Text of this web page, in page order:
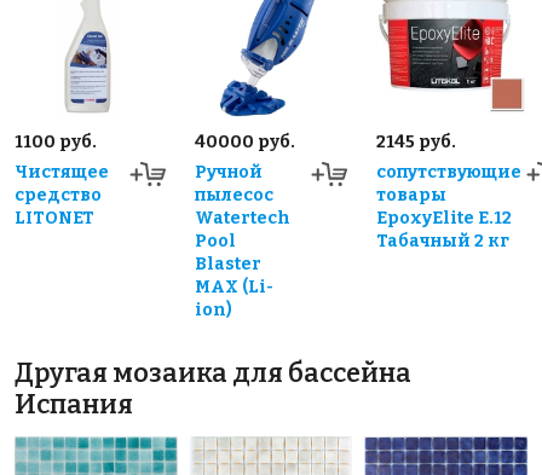
1100 руб.
Чистящее
средство
LITONET
40000 руб.
Ручной
пылесос
Watertech
Pool
Blaster
MAX (Li-
ion)
2145 руб.
сопутствующие
товары
EpoxyElite E.12
Табачный 2 кг
Другая мозаика для бассейна
Испания